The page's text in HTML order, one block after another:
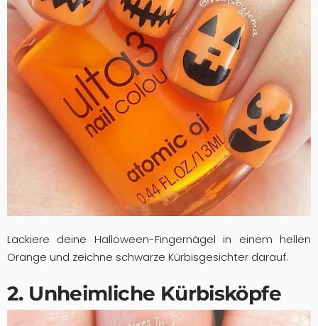
Lackiere deine Halloween-Fingernägel in einem hellen
Orange und zeichne schwarze Kürbisgesichter darauf.
2. Unheimliche Kürbisköpfe